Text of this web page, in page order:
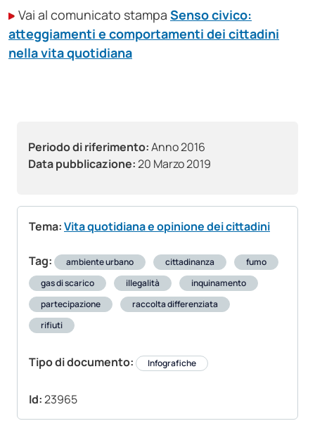
Periodo di riferimento:Anno 2016
Data pubblicazione:20 Marzo 2019
Tema:Vita quotidiana e opinione dei cittadini
Tag: ambiente urbano cittadinanza
fumo
gas di scarico
illegalità
inquinamento
partecipazione
raccolta differenziata
rifiuti
Tipo di documento: Infografiche
Id:23965
Vai al comunicato stampa Senso civico:
atteggiamenti e comportamenti dei cittadini
nella vita quotidiana